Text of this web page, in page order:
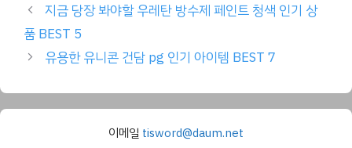
지금 당장 봐야할 우레탄 방수제 페인트 청색 인기 상
품 BEST 5
유용한 유니콘 건담 pg 인기 아이템 BEST 7
이메일 tisword@daum.net